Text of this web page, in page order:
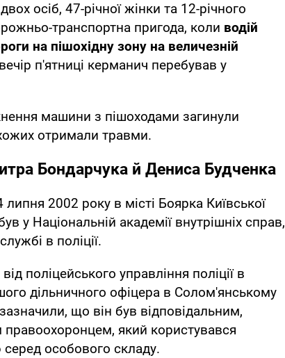
осіб, 47-річної жінки та 12-річного
транспортна пригода, коли водій
на пішохідну зону на величезній
п'ятниці керманич перебував у
машини з пішоходами загинули
отримали травми.
Бондарчука й Дениса Будченка
2002 року в місті Боярка Київської
у Національній академії внутрішніх справ,
в поліції.
поліцейського управління поліції в
дільничного офіцера в Солом'янському
що він був відповідальним,
правоохоронцем, який користувався
особового складу.